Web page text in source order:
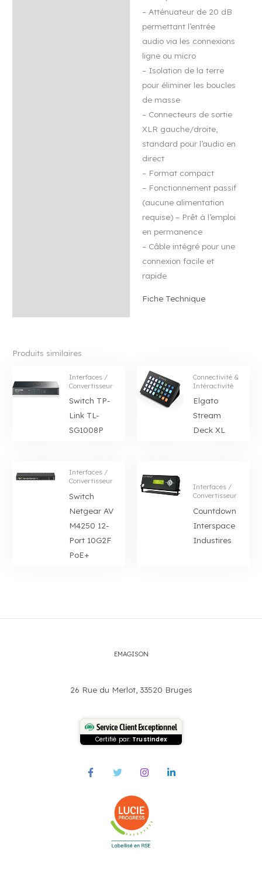
– Atténuateur de 20 dB
permettant l’entrée
audio via les connexions
ligne ou micro
– Isolation de la terre
pour éliminer les boucles
de masse
– Connecteurs de sortie
XLR gauche/droite,
standard pour l’audio en
direct
– Format compact
– Fonctionnement passif
(aucune alimentation
requise) – Prêt à l’emploi
en permanence
– Câble intégré pour une
connexion facile et
rapide
Fiche Technique
Produits similaires
Interfaces /
Convertisseur
Switch TP-
Link TL-
SG1008P
Connectivité &
Intéractivité
Elgato
Stream
Deck XL
Interfaces /
Convertisseur
Switch
Netgear AV
M4250 12-
Port 10G2F
PoE+
Interfaces /
Convertisseur
Countdown
Interspace
Industires
EMAGISON
26 Rue du Merlot, 33520 Bruges
Service Client Exceptionnel
Certifié par: Trustindex